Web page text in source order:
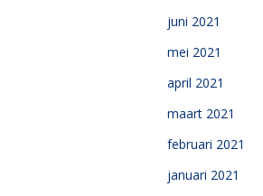
juni 2021
mei 2021
april 2021
maart 2021
februari 2021
januari 2021